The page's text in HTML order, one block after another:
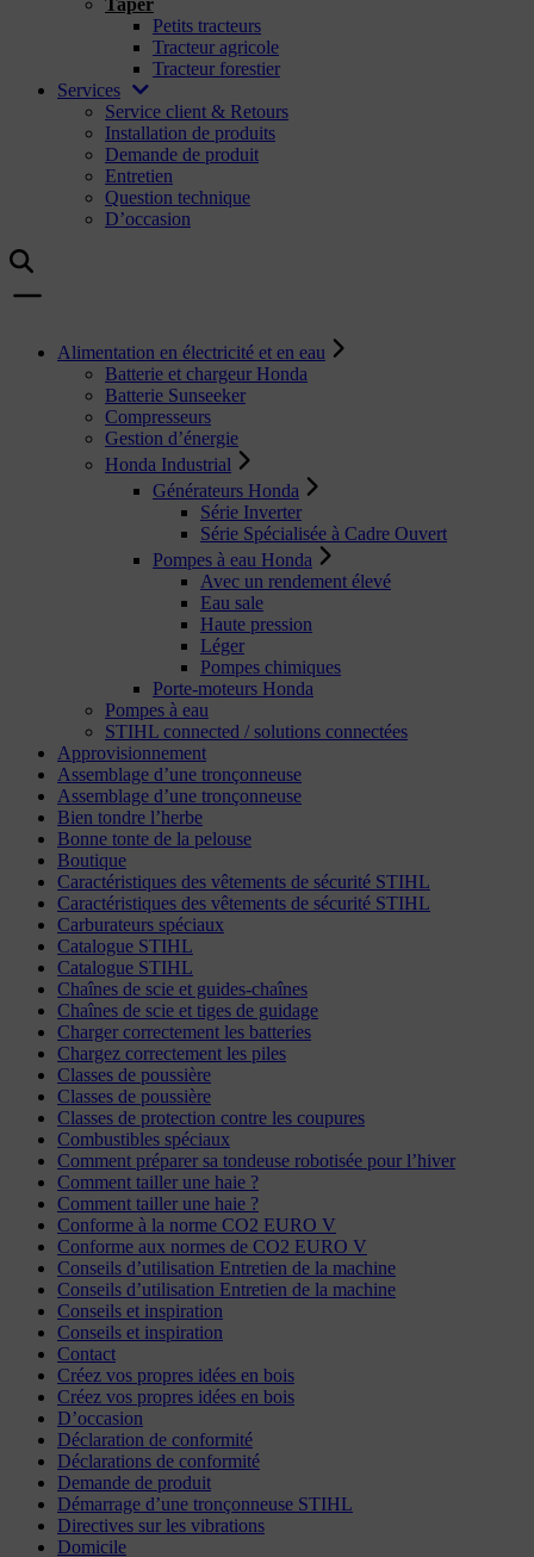
Taper
Petits tracteurs
Tracteur agricole
Tracteur forestier
Services
Service client & Retours
Installation de produits
Demande de produit
Entretien
Question technique
D’occasion
Alimentation en électricité et en eau
Batterie et chargeur Honda
Batterie Sunseeker
Compresseurs
Gestion d’énergie
Honda Industrial
Générateurs Honda
Série Inverter
Série Spécialisée à Cadre Ouvert
Pompes à eau Honda
Avec un rendement élevé
Eau sale
Haute pression
Léger
Pompes chimiques
Porte-moteurs Honda
Pompes à eau
STIHL connected / solutions connectées
Approvisionnement
Assemblage d’une tronçonneuse
Assemblage d’une tronçonneuse
Bien tondre l’herbe
Bonne tonte de la pelouse
Boutique
Caractéristiques des vêtements de sécurité STIHL
Caractéristiques des vêtements de sécurité STIHL
Carburateurs spéciaux
Catalogue STIHL
Catalogue STIHL
Chaînes de scie et guides-chaînes
Chaînes de scie et tiges de guidage
Charger correctement les batteries
Chargez correctement les piles
Classes de poussière
Classes de poussière
Classes de protection contre les coupures
Combustibles spéciaux
Comment préparer sa tondeuse robotisée pour l’hiver
Comment tailler une haie ?
Comment tailler une haie ?
Conforme à la norme CO2 EURO V
Conforme aux normes de CO2 EURO V
Conseils d’utilisation Entretien de la machine
Conseils d’utilisation Entretien de la machine
Conseils et inspiration
Conseils et inspiration
Contact
Créez vos propres idées en bois
Créez vos propres idées en bois
D’occasion
Déclaration de conformité
Déclarations de conformité
Demande de produit
Démarrage d’une tronçonneuse STIHL
Directives sur les vibrations
Domicile